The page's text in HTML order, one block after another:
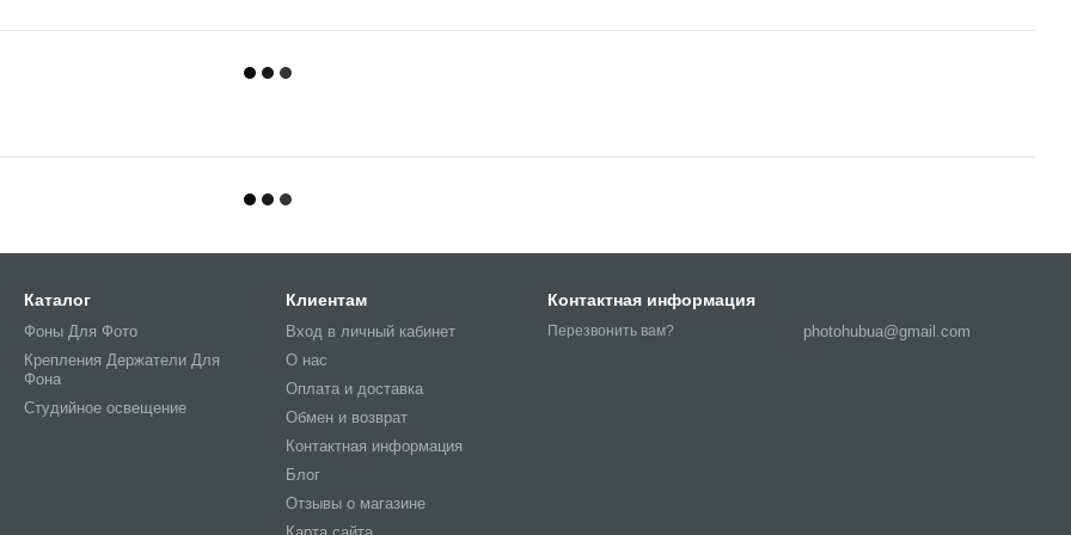
Каталог
Фоны Для Фото
Крепления Держатели Для
Фона
Студийное освещение
Клиентам
Вход в личный кабинет
О нас
Оплата и доставка
Обмен и возврат
Контактная информация
Блог
Отзывы о магазине
Контактная информация
Перезвонить вам? photohubua@gmail.com